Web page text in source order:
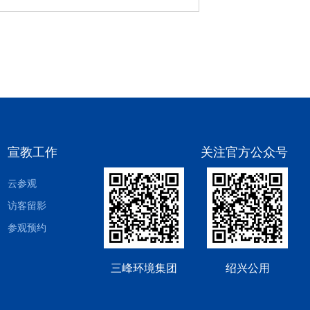
宣教工作
云参观
访客留影
参观预约
关注官方公众号
三峰环境集团 绍兴公用